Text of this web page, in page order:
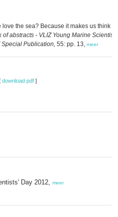
love the sea? Because it makes us think
of abstracts - VLIZ Young Marine
Publication, 55: pp. 13, meer
download pdf ]
Day 2012, meer